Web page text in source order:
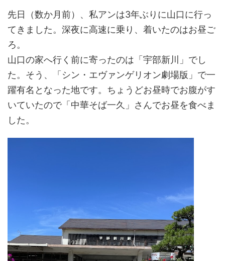
先日（数か月前）、私アンは3年ぶりに山口に行っ
てきました。深夜に高速に乗り、着いたのはお昼ご
ろ。
山口の家へ行く前に寄ったのは「宇部新川」でし
た。そう、「シン・エヴァンゲリオン劇場版」で一
躍有名となった地です。ちょうどお昼時でお腹がす
いていたので「中華そば一久」さんでお昼を食べま
した。